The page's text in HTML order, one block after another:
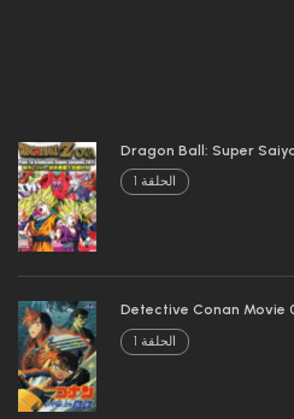
Dragon Ball: Super
الحلقة 1
Detective Conan Movie
الحلقة 1